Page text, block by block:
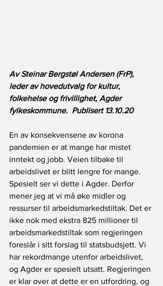
Av Steinar Bergstøl Andersen (FrP),
leder av hovedutvalg for kultur,
folkehelse og frivillighet, Agder
fylkeskommune.  Publisert 13.10.20
En av konsekvensene av korona
pandemien er at mange har mistet
inntekt og jobb. Veien tilbake til
arbeidslivet er blitt lengre for mange.
Spesielt ser vi dette i Agder. Derfor
mener jeg at vi må øke midler og
ressurser til arbeidsmarkedstiltak. Det er
ikke nok med ekstra 825 millioner til
arbeidsmarkedstiltak som regjeringen
foreslår i sitt forslag til statsbudsjett. Vi
har rekordmange utenfor arbeidslivet,
og Agder er spesielt utsatt. Regjeringen
er klar over at dette er en utfordring, og